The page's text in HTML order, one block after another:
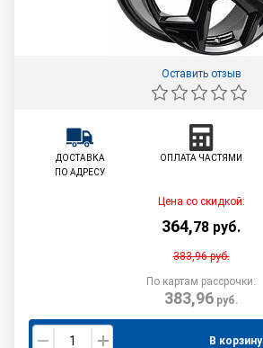
Оставить отзыв
ДОСТАВКА
ПО АДРЕСУ
ОПЛАТА ЧАСТЯМИ
Цена со скидкой:
364,78 руб.
383,96руб.
По картам рассрочки:
383,96руб.
В корзину